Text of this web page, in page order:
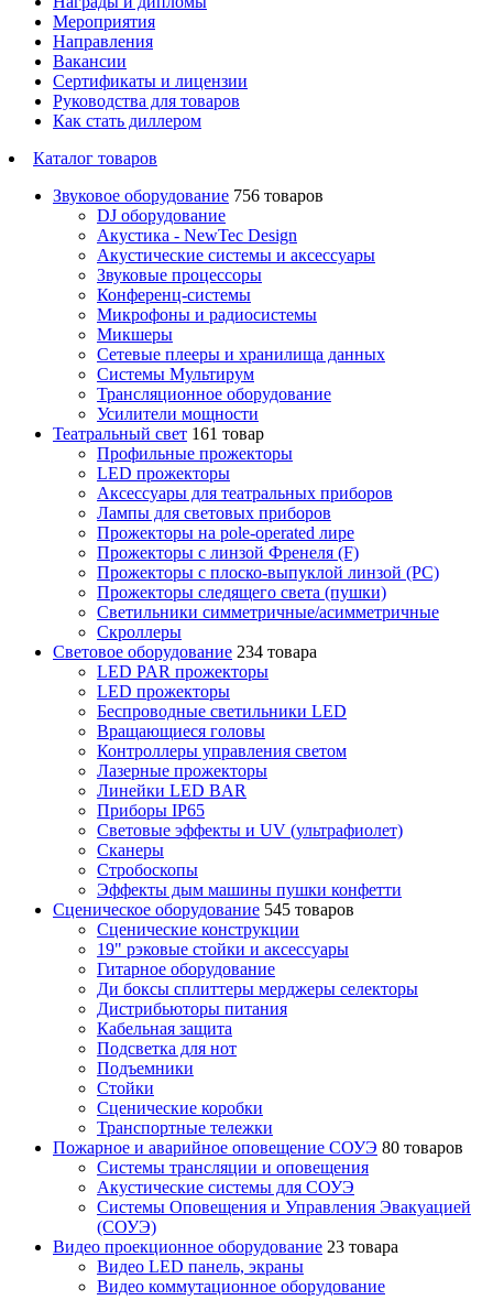
Мероприятия
Направления
Вакансии
Сертификаты и лицензии
Руководства для товаров
Как стать диллером
Каталог товаров
Звуковое оборудование 756 товаров
DJ оборудование
Акустика - NewTec Design
Акустические системы и аксессуары
Звуковые процессоры
Конференц-системы
Микрофоны и радиосистемы
Микшеры
Сетевые плееры и хранилища данных
Системы Мультирум
Трансляционное оборудование
Усилители мощности
Театральный свет 161 товар
Профильные прожекторы
LED прожекторы
Аксессуары для театральных приборов
Лампы для световых приборов
Прожекторы на pole-operated лире
Прожекторы с линзой Френеля (F)
Прожекторы с плоско-выпуклой линзой (PC)
Прожекторы следящего света (пушки)
Светильники симметричные/асимметричные
Скроллеры
Световое оборудование 234 товара
LED PAR прожекторы
LED прожекторы
Беспроводные светильники LED
Вращающиеся головы
Контроллеры управления светом
Лазерные прожекторы
Линейки LED BAR
Приборы IP65
Световые эффекты и UV (ультрафиолет)
Сканеры
Стробоскопы
Эффекты дым машины пушки конфетти
Сценическое оборудование 545 товаров
Сценические конструкции
19" рэковые стойки и аксесcуары
Гитарное оборудование
Ди боксы сплиттеры мерджеры селекторы
Дистрибьюторы питания
Кабельная защита
Подсветка для нот
Подъемники
Стойки
Сценические коробки
Транспортные тележки
Пожарное и аварийное оповещение СОУЭ 80 товаров
Cистемы трансляции и оповещения
Акустические системы для СОУЭ
Системы Оповещения и Управления Эвакуацией
(СОУЭ)
Видео проекционное оборудование 23 товара
Видео LED панель, экраны
Видео коммутационное оборудование